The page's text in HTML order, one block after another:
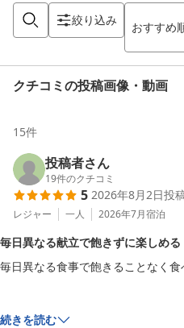
絞り込み おすすめ
クチコミの投稿画像・動画
15件
投稿者さん
19件のクチコミ
5 2026年8月2日投
レジャー 一人 2026年7月宿泊
毎日異なる献立で飽きずに楽しめる
毎日異なる食事で飽きることなく食
続きを読む